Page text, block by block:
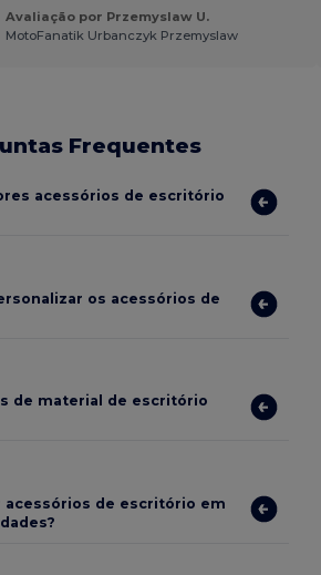
Avaliação por Przemyslaw U.
MotoFanatik Urbanczyk Przemyslaw
Frequentes
acessórios de escritório
os acessórios de
de material de escritório
acessórios de escritório em